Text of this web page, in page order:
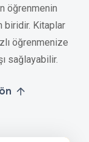
öğrenmenin
biridir. Kitaplar
öğrenmenize
sağlayabilir.